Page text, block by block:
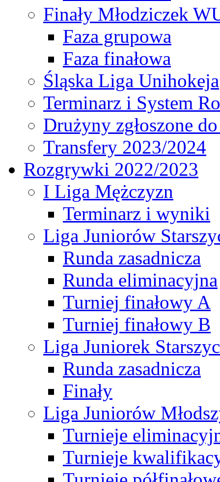
Finały Młodziczek
Faza grupowa
Faza finałowa
Śląska Liga Unihokeja
Terminarz i System
Drużyny zgłoszone
Transfery 2023/2024
Rozgrywki 2022/2023
I Liga Mężczyzn
Terminarz i wyniki
Liga Juniorów
Runda zasadnicza
Runda eliminacyjna
Turniej finałowy A
Turniej finałowy B
Liga Juniorek
Runda zasadnicza
Finały
Liga Juniorów
Turnieje
Turnieje